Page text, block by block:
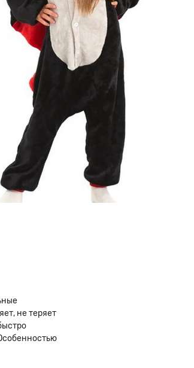
не теряет